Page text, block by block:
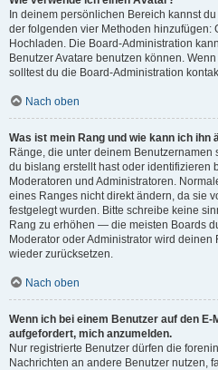
In deinem persönlichen Bereich kannst
der folgenden vier Methoden hinzufügen:
Hochladen. Die Board-Administration
Benutzer Avatare benutzen können.
solltest du die Board-Administration
Nach oben
Was ist mein Rang und wie kann ich ihn
Ränge, die unter deinem
du bislang erstellt hast oder identifizieren
Moderatoren und Administratoren.
eines Ranges nicht direkt ändern, da sie
festgelegt wurden. Bitte schreibe keine
Rang zu erhöhen — die meisten Boards
Moderator oder Administrator wird
wieder zurücksetzen.
Nach oben
Wenn ich bei einem Benutzer auf den
aufgefordert, mich anzumelden.
Nur registrierte Benutzer dürfen die
Nachrichten an andere Benutzer nutzen,